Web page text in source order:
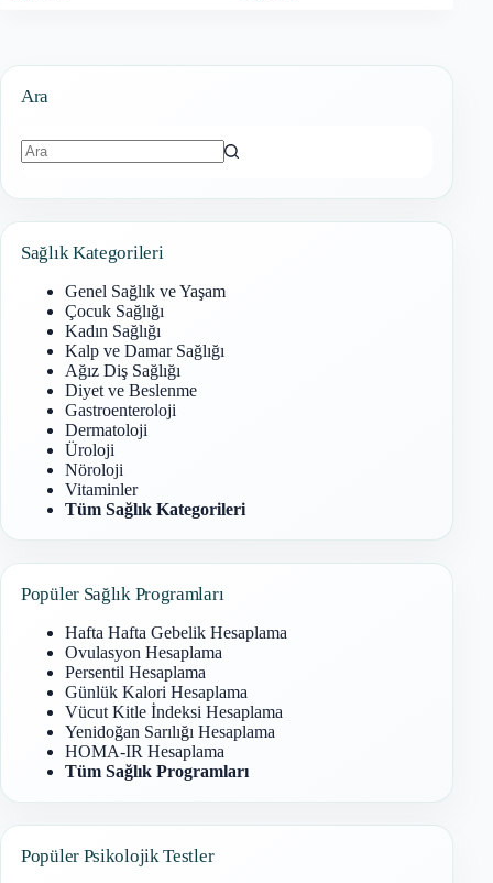
Ara
Sağlık Kategorileri
Genel Sağlık ve Yaşam
Çocuk Sağlığı
Kadın Sağlığı
Kalp ve Damar Sağlığı
Ağız Diş Sağlığı
Diyet ve Beslenme
Gastroenteroloji
Dermatoloji
Üroloji
Nöroloji
Vitaminler
Tüm Sağlık Kategorileri
Popüler Sağlık Programları
Hafta Hafta Gebelik Hesaplama
Ovulasyon Hesaplama
Persentil Hesaplama
Günlük Kalori Hesaplama
Vücut Kitle İndeksi Hesaplama
Yenidoğan Sarılığı Hesaplama
HOMA-IR Hesaplama
Tüm Sağlık Programları
Popüler Psikolojik Testler